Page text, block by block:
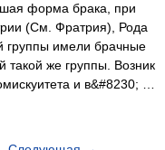
форма брака, при
(См. Фратрия), Рода
группы имели брачные
такой же группы. Возник
и в&#8230; …